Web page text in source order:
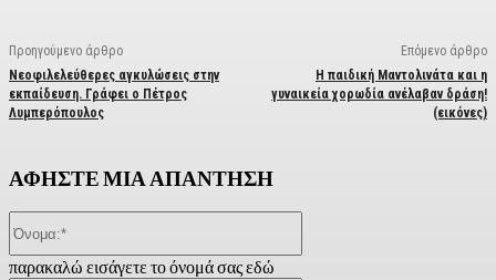
Προηγούμενο άρθρο
Νεοφιλελεύθερες αγκυλώσεις στην
εκπαίδευση. Γράφει ο Πέτρος
Λυμπερόπουλος
Επόμενο άρθρο
Η παιδική Μαντολινάτα και η
γυναικεία χορωδία ανέλαβαν δράση!
(εικόνες)
ΑΦΗΣΤΕ ΜΙΑ ΑΠΑΝΤΗΣΗ
παρακαλώ εισάγετε το όνομά σας εδώ